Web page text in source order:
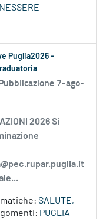
Puglia2026 -
7-ago-
2026 Si
SALUTE,
PUGLIA